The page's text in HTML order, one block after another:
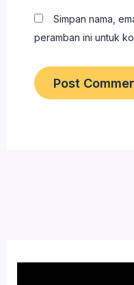
Simpan nama,
peramban ini untuk